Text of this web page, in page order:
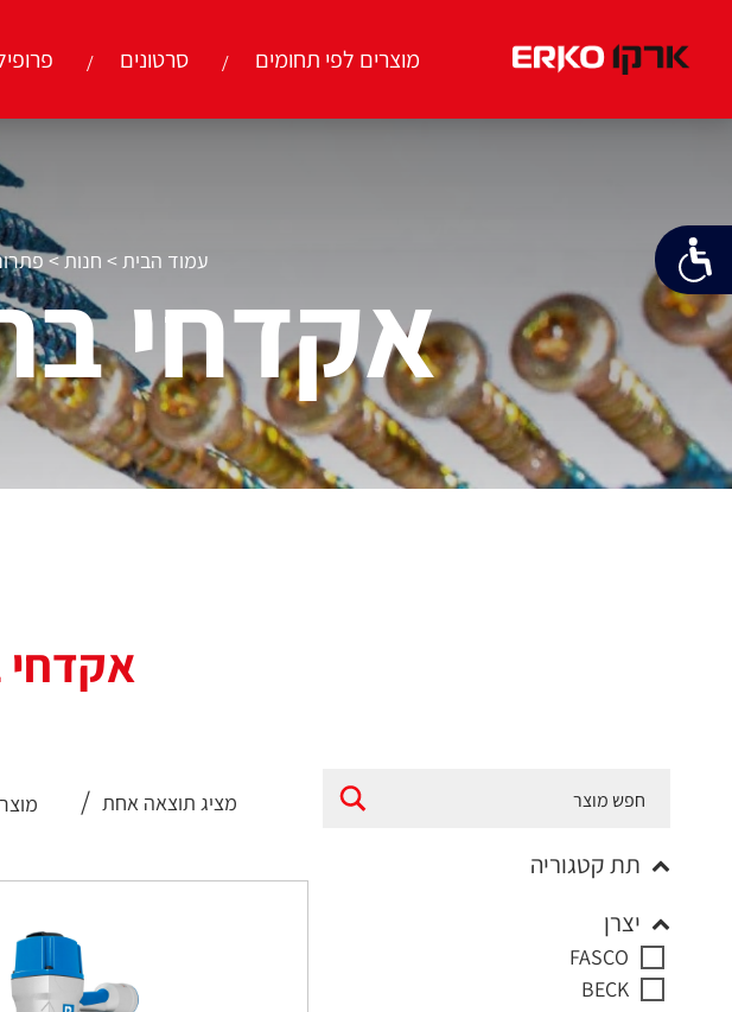
מוצרים לפי תחומים סרטונים
עמוד הבית > חנות> אקדחי
אקדחי
מציג תוצאה אחת
תת קטגוריה
יצרן
FASCO
BECK